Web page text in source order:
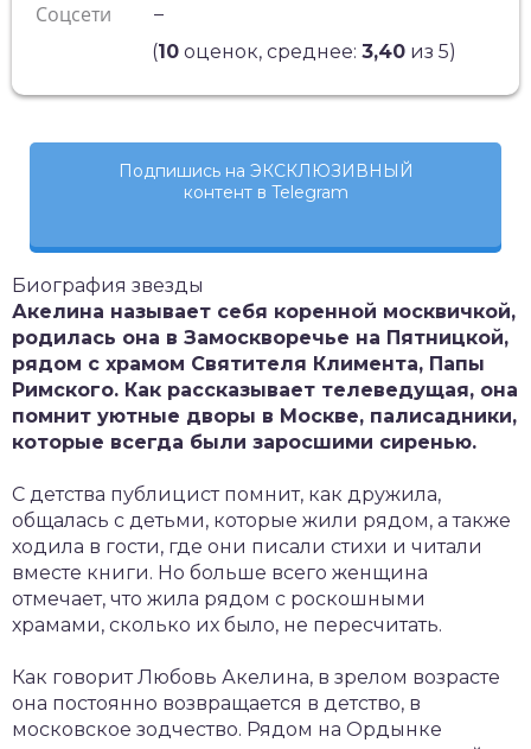
Соцсети
–
(10оценок, среднее: 3,40из 5)
Подпишись на ЭКСКЛЮЗИВНЫЙ
контент в Telegram
Биография звезды
Акелина называет себя коренной москвичкой,
родилась она в Замоскворечье на Пятницкой,
рядом с храмом Святителя Климента, Папы
Римского. Как рассказывает телеведущая, она
помнит уютные дворы в Москве, палисадники,
которые всегда были заросшими сиренью.
С детства публицист помнит, как дружила,
общалась с детьми, которые жили рядом, а также
ходила в гости, где они писали стихи и читали
вместе книги. Но больше всего женщина
отмечает, что жила рядом с роскошными
храмами, сколько их было, не пересчитать.
Как говорит Любовь Акелина, в зрелом возрасте
она постоянно возвращается в детство, в
московское зодчество. Рядом на Ордынке